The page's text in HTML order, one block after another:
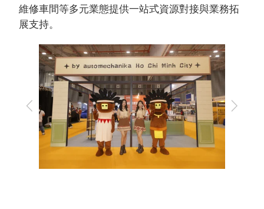
維修車間等多元業態提供一站式資源對接與業務拓
展支持。
上
下